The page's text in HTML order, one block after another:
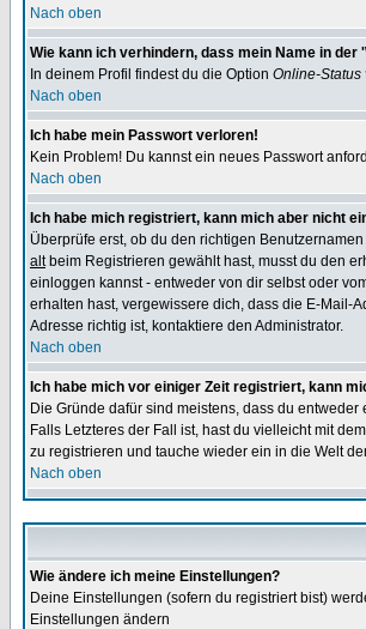
Nach oben
Wie kann ich verhindern, dass mein Name in
In deinem Profil findest du die Option Online-Status
Nach oben
Ich habe mein Passwort verloren!
Kein Problem! Du kannst ein neues Passwort
Nach oben
Ich habe mich registriert, kann mich aber nicht
Überprüfe erst, ob du den richtigen
altbeim Registrieren gewählt hast, musst du den
einloggen kannst - entweder von dir selbst oder
erhalten hast, vergewissere dich, dass die E-Mail-
Adresse richtig ist, kontaktiere den Administrator.
Nach oben
Ich habe mich vor einiger Zeit registriert, kann
Die Gründe dafür sind meistens, dass du
Falls Letzteres der Fall ist, hast du vielleicht mit
zu registrieren und tauche wieder ein in die Welt
Nach oben
Wie ändere ich meine Einstellungen?
Deine Einstellungen (sofern du registriert bist)
Einstellungen ändern